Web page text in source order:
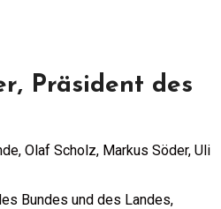
,
Präsident des
Olaf Scholz, Markus Söder, Uli
Bundes und des Landes,